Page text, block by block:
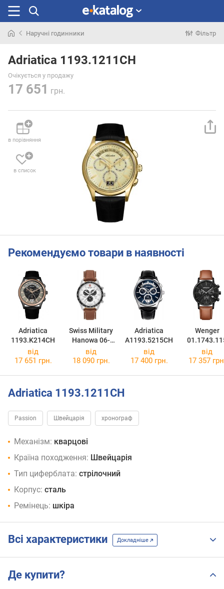
раніше
Наручні годинники Фільтр
Adriatica 1193.1211CH
Очікується у продажу
17 651 грн.
в порівняння
в список
Рекомендуємо товари в наявності
Adriatica
1193.K214CH
Swiss Military
Hanowa 06-
4314.04.001
Adriatica
A1193.5215CH
Wenger
від
17 651 грн.
від
18 090 грн.
від
17 400 грн.
від
17 357
Adriatica 1193.1211CH
Passion Швейцарія хронограф
Механізм: кварцові
Країна походження: Швейцарія
Тип циферблата: стрілочний
Корпус: сталь
Ремінець: шкіра
Всі характеристики Докладніше
Де купити?